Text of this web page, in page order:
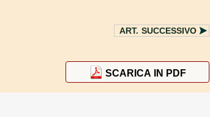
ART. SUCCESSIVO
SCARICA IN PDF